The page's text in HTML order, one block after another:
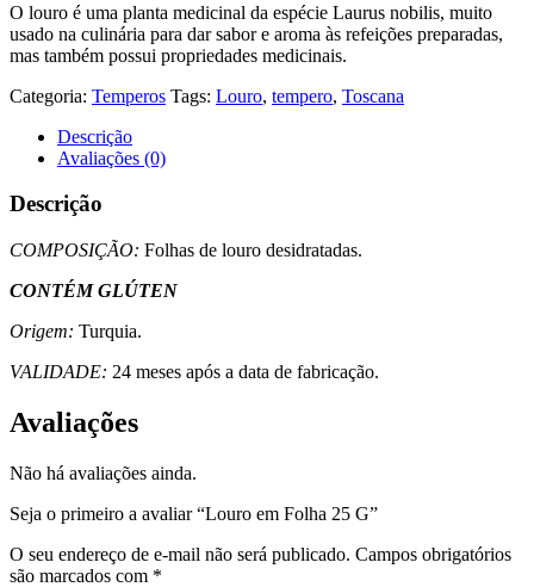
O louro é uma planta medicinal da espécie Laurus nobilis, muito
usado na culinária para dar sabor e aroma às refeições preparadas,
mas também possui propriedades medicinais.
Categoria: Temperos Tags: Louro, tempero, Toscana
Descrição
Avaliações (0)
Descrição
COMPOSIÇÃO: Folhas de louro desidratadas.
CONTÉM GLÚTEN
Origem: Turquia.
VALIDADE: 24 meses após a data de fabricação.
Avaliações
Não há avaliações ainda.
Seja o primeiro a avaliar “Louro em Folha 25 G”
O seu endereço de e-mail não será publicado. Campos obrigatórios
são marcados com *